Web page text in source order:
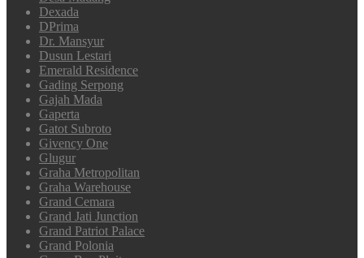
Dexada
DPrima
Dr. Mansyur
Dusun Lestari
Emerald Residence
Gading Serpong
Gajah Mada
Gaperta
Gatot Subroto
Givency One
Glugur
Graha Metropolitan
Graha Warehouse
Grand Cemara
Grand Jati Junction
Grand Patriot Palace
Grand Polonia